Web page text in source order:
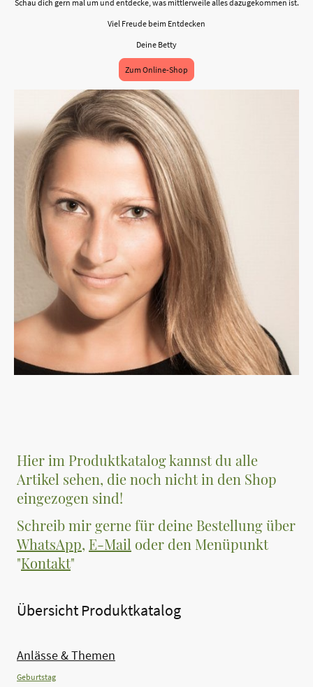
Schau dich gern mal um und entdecke, was mittlerweile alles dazugekommen ist.
Viel Freude beim Entdecken
Deine Betty
Zum Online-Shop
Hier im Produktkatalog kannst du alle
Artikel sehen, die noch nicht in den Shop
eingezogen sind!
Schreib mir gerne für deine Bestellung über
WhatsApp, E-Mail oder den Menüpunkt
"Kontakt"
Übersicht Produktkatalog
Anlässe & Themen
Geburtstag